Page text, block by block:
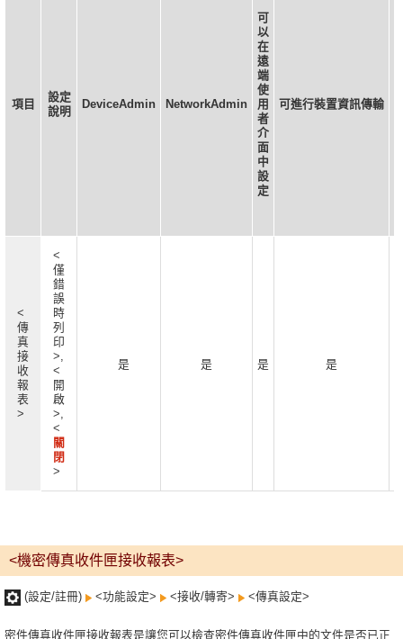
項目
設定
說明
DeviceAdmin NetworkAdmin
可
以
在
遠
端
使
用
者
介
面
中
設
定
可進行裝置資訊傳輸
<
傳
真
接
收
報
表
>
<
僅
錯
誤
時
列
印
>,
<
開
啟
>,
<
關
閉
>
是 是 是 是
<機密傳真收件匣接收報表>
(設定/註冊) <功能設定> <接收/轉寄> <傳真設定>
密件傳真收件匣接收報表是讓您可以檢查密件傳真收件匣中的文件是否已正